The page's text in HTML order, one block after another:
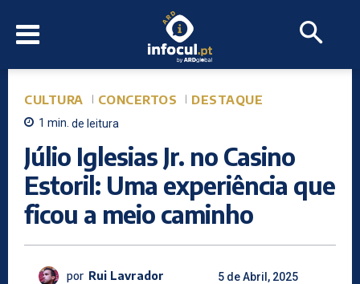
CULTURA CONCERTOS DESTAQUE
1 min. de leitura
Júlio Iglesias Jr. no Casino
Estoril: Uma experiência que
ficou a meio caminho
por Rui Lavrador 5 de Abril, 2025